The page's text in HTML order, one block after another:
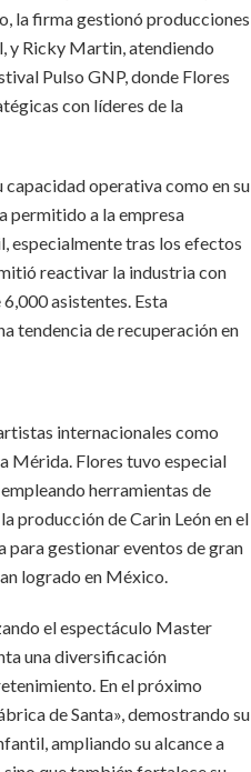
la firma gestionó producciones
y Ricky Martin, atendiendo
Pulso GNP, donde Flores
con líderes de la
operativa como en su
permitido a la empresa
especialmente tras los efectos
reactivar la industria con
asistentes. Esta
tendencia de recuperación en
internacionales como
Mérida. Flores tuvo especial
herramientas de
producción de Carin León en el
para gestionar eventos de gran
logrado en México.
el espectáculo Master
una diversificación
En el próximo
de Santa», demostrando su
ampliando su alcance a